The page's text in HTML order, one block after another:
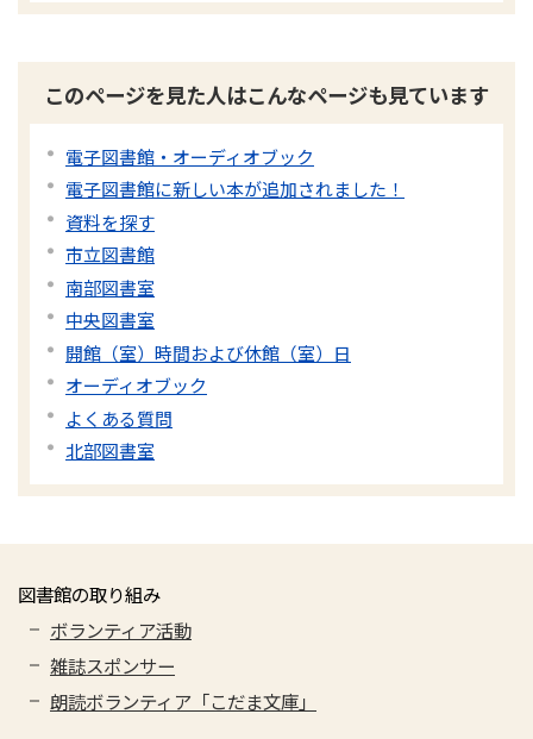
このページを見た人はこんなページも見ています
電子図書館・オーディオブック
電子図書館に新しい本が追加されました！
資料を探す
市立図書館
南部図書室
中央図書室
開館（室）時間および休館（室）日
オーディオブック
よくある質問
北部図書室
図書館の取り組み
ボランティア活動
雑誌スポンサー
朗読ボランティア「こだま文庫」